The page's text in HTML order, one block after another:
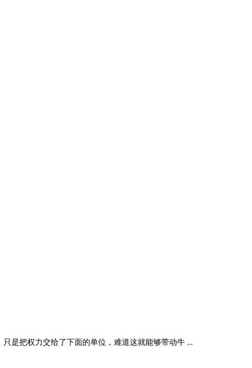
是把权力交给了下面的单位，难道这就能够带动牛 ...